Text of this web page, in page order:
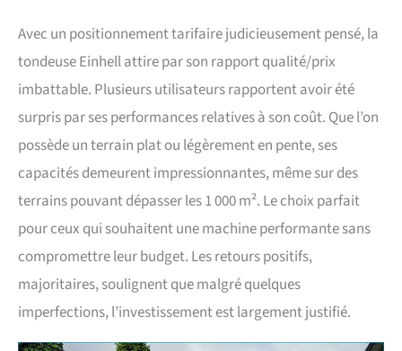
Avec un positionnement tarifaire judicieusement pensé, la
tondeuse Einhell attire par son rapport qualité/prix
imbattable. Plusieurs utilisateurs rapportent avoir été
surpris par ses performances relatives à son coût. Que l’on
possède un terrain plat ou légèrement en pente, ses
capacités demeurent impressionnantes, même sur des
terrains pouvant dépasser les 1 000 m². Le choix parfait
pour ceux qui souhaitent une machine performante sans
compromettre leur budget. Les retours positifs,
majoritaires, soulignent que malgré quelques
imperfections, l’investissement est largement justifié.